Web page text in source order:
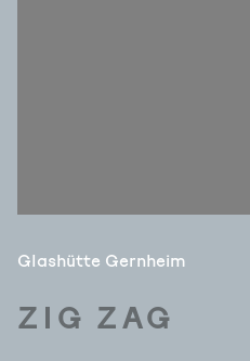
Glashütte Gernheim
ZIG ZAG